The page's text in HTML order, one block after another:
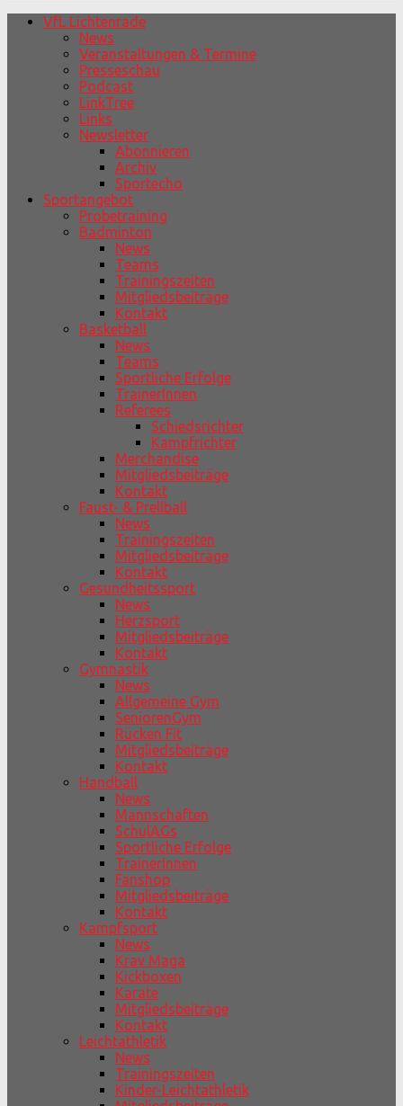
VfL Lichtenrade
News
Veranstaltungen & Termine
Presseschau
Podcast
LinkTree
Links
Newsletter
Abonnieren
Archiv
Sportecho
Sportangebot
Probetraining
Badminton
News
Teams
Trainingszeiten
Mitgliedsbeiträge
Kontakt
Basketball
News
Teams
Sportliche Erfolge
TrainerInnen
Referees
Schiedsrichter
Kampfrichter
Merchandise
Mitgliedsbeiträge
Kontakt
Faust- & Prellball
News
Trainingszeiten
Mitgliedsbeiträge
Kontakt
Gesundheitssport
News
Herzsport
Mitgliedsbeiträge
Kontakt
Gymnastik
News
Allgemeine Gym
SeniorenGym
Rücken Fit
Mitgliedsbeiträge
Kontakt
Handball
News
Mannschaften
SchulAGs
Sportliche Erfolge
TrainerInnen
Fanshop
Mitgliedsbeiträge
Kontakt
Kampfsport
News
Krav Maga
Kickboxen
Karate
Mitgliedsbeiträge
Kontakt
Leichtathletik
News
Trainingszeiten
Kinder-Leichtathletik